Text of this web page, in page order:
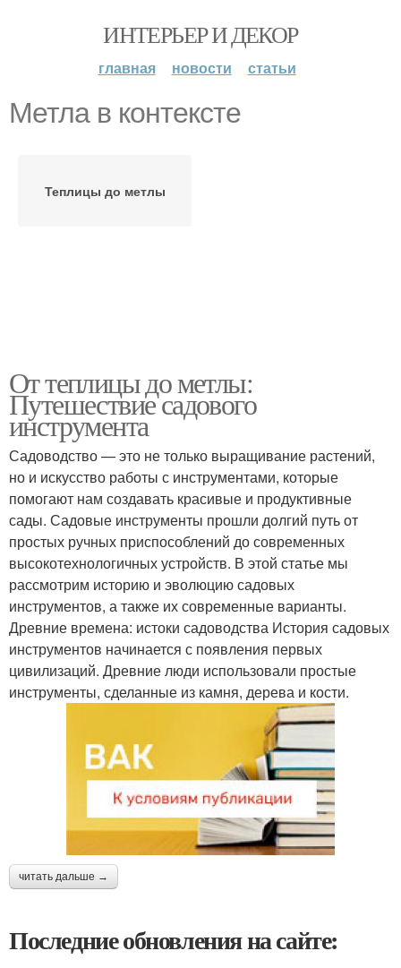
ИНТЕРЬЕР И ДЕКОР
главная новости статьи
Метла в контексте
Теплицы до метлы
От теплицы до метлы:
Путешествие садового
инструмента
Садоводство — это не только выращивание растений,
но и искусство работы с инструментами, которые
помогают нам создавать красивые и продуктивные
сады. Садовые инструменты прошли долгий путь от
простых ручных приспособлений до современных
высокотехнологичных устройств. В этой статье мы
рассмотрим историю и эволюцию садовых
инструментов, а также их современные варианты.
Древние времена: истоки садоводства История садовых
инструментов начинается с появления первых
цивилизаций. Древние люди использовали простые
инструменты, сделанные из камня, дерева и кости.
читать дальше →
Последние обновления на сайте: